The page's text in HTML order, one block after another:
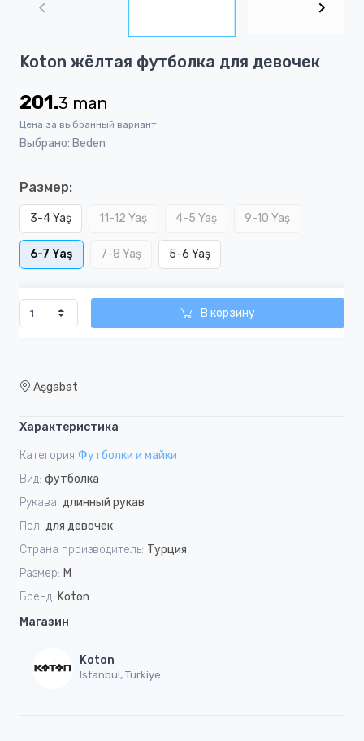
1
3
Koton жёлтая футболка для девочек
201.3 man
Цена за выбранный вариант
Выбрано: Beden
Размер:
3-4 Yaş 11-12 Yaş 4-5 Yaş 9-10 Yaş
6-7 Yaş 7-8 Yaş 5-6 Yaş
В корзину
Aşgabat
Характеристика
Категория Футболки и майки
Вид: футболка
Рукава: длинный рукав
Пол: для девочек
Страна производитель: Турция
Размер: M
Бренд: Koton
Магазин
Koton
Istanbul, Turkiye